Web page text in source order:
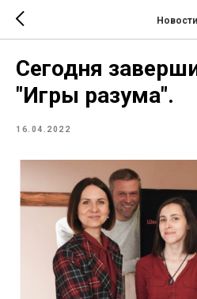
Новости
Сегодня
"Игры разума".
16.04.2022